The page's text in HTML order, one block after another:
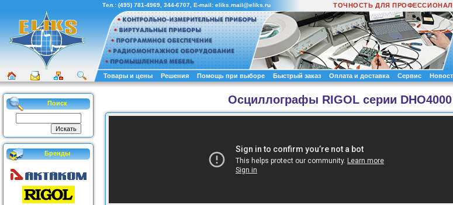
Тел.: (495) 781-4969 344-6707 , E-mail: eliks.mail@eliks.ru ТОЧНОСТЬ ДЛЯ
Товары и цены Решения Помощь при выборе Быстрый заказ Оплата и доставка Сервис
Поиск
Бренды
Осциллографы RIGOL серии